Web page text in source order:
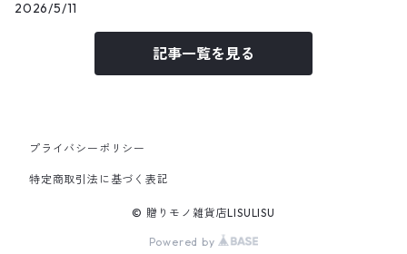
2026/5/11
記事一覧を見る
プライバシーポリシー
特定商取引法に基づく表記
© 贈りモノ雑貨店LISULISU
Powered by